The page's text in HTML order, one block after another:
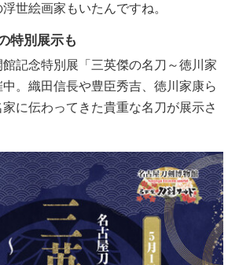
世絵画家もいたんですね。
特別展示も
記念特別展「三英傑の名刀～徳川家
。織田信長や豊臣秀吉、徳川家康ら
に伝わってきた貴重な名刀が展示さ